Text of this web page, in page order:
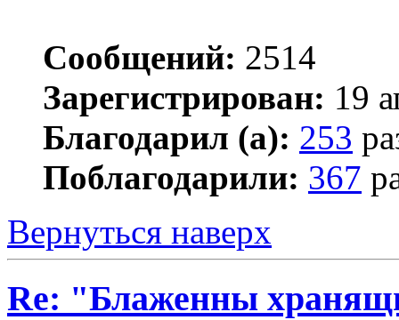
Сообщений: 2514
Зарегистрирован: 19
Благодарил (а): 253
Поблагодарили: 367
Вернуться наверх
Re: "Блаженны